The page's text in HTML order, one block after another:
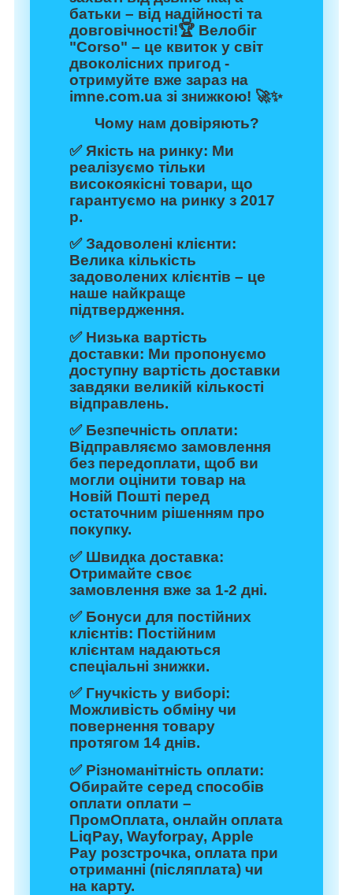
батьки – від надійності та
довговічності!🏆 Велобіг
"Corso" – це квиток у світ
двоколісних пригод -
отримуйте вже зараз на
imne.com.ua зі знижкою! 🚀✨
Чому нам довіряють?
✅ Якість на ринку: Ми
реалізуємо тільки
високоякісні товари, що
гарантуємо на ринку з 2017
р.
✅Задоволені клієнти:
Велика кількість
задоволених клієнтів – це
наше найкраще
підтвердження.
✅ Низька вартість
доставки: Ми пропонуємо
доступну вартість доставки
завдяки великій кількості
відправлень.
✅ Безпечність оплати:
Відправляємо замовлення
без передоплати, щоб ви
могли оцінити товар на
Новій Пошті перед
остаточним рішенням про
покупку.
✅ Швидка доставка:
Отримайте своє
замовлення вже за 1-2 дні.
✅ Бонуси для постійних
клієнтів: Постійним
клієнтам надаються
спеціальні знижки.
✅ Гнучкість у виборі:
Можливість обміну чи
повернення товару
протягом 14 днів.
✅ Різноманітність оплати:
Обирайте серед способів
оплати оплати –
ПромОплата, онлайн оплата
LiqPay, Wayforpay, Apple
Pay розстрочка, оплата при
отриманні (післяплата) чи
на карту.